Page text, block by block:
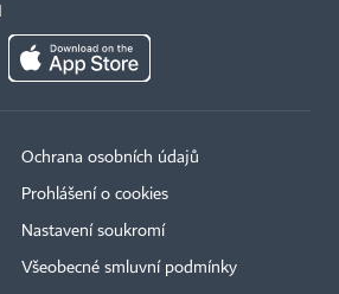
Ochrana osobních údajů
Prohlášení o cookies
Nastavení soukromí
Všeobecné smluvní podmínky